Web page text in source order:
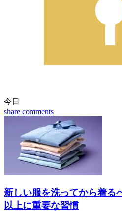
今日
share comments
新しい服を洗ってから着る
以上に重要な習慣